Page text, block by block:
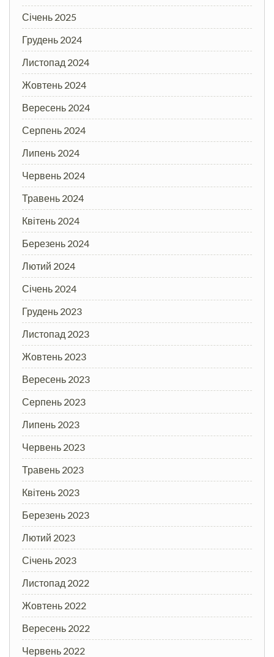
Січень 2025
Грудень 2024
Листопад 2024
Жовтень 2024
Вересень 2024
Серпень 2024
Липень 2024
Червень 2024
Травень 2024
Квітень 2024
Березень 2024
Лютий 2024
Січень 2024
Грудень 2023
Листопад 2023
Жовтень 2023
Вересень 2023
Серпень 2023
Липень 2023
Червень 2023
Травень 2023
Квітень 2023
Березень 2023
Лютий 2023
Січень 2023
Листопад 2022
Жовтень 2022
Вересень 2022
Червень 2022